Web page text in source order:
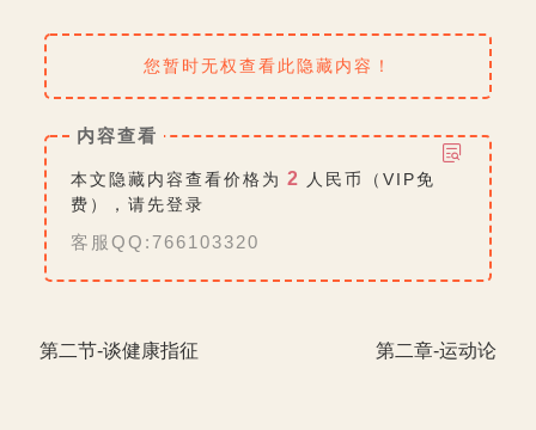
您暂时无权查看此隐藏内容！
内容查看
本文隐藏内容查看价格为 2
人民币（VIP免
费），请先登录
客服QQ:766103320
第二节-谈健康指征 第二章-运动论